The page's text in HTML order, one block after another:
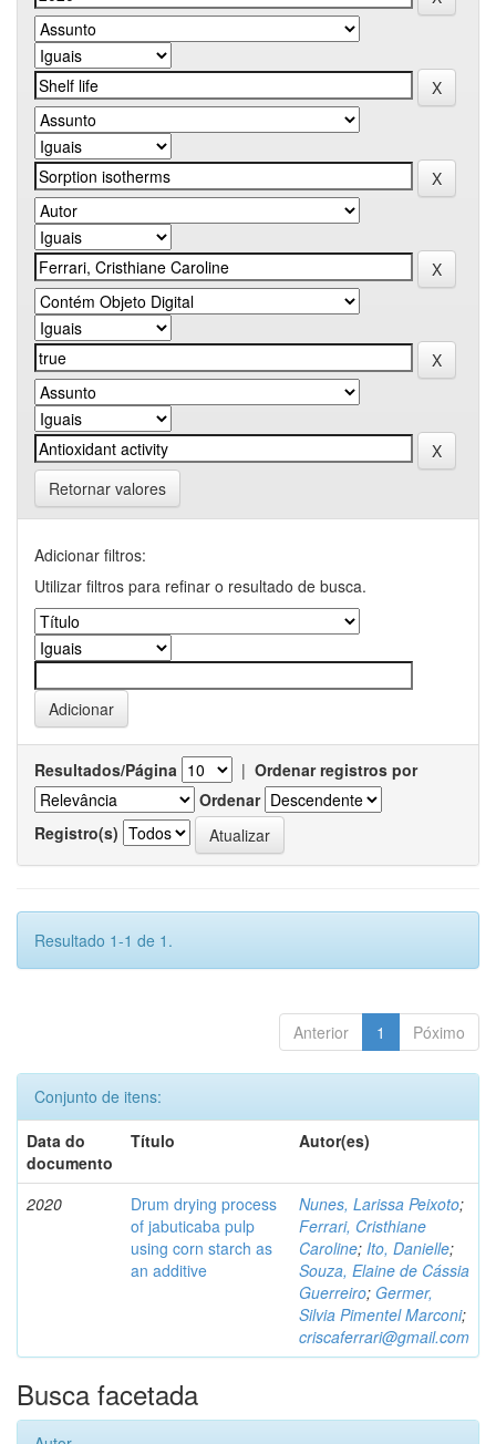
Retornar valores
Adicionar filtros:
Utilizar filtros para refinar o resultado de busca.
Resultados/Página | Ordenar registros por
Ordenar
Registro(s)
Resultado 1-1 de 1.
Anterior 1 Póximo
Conjunto de itens:
Data do
documento
Título Autor(es)
2020
Drum drying process
of jabuticaba pulp
using corn starch as
an additive
Nunes, Larissa Peixoto;
Ferrari, Cristhiane
Caroline; Ito, Danielle;
Souza, Elaine de Cássia
Guerreiro; Germer,
Silvia Pimentel Marconi;
criscaferrari@gmail.com
Busca facetada